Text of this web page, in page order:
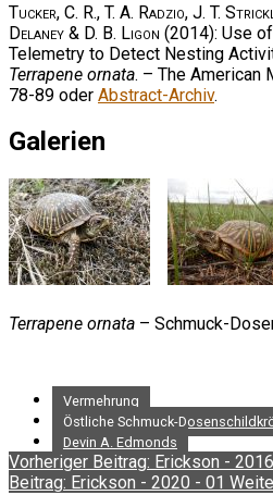
Tucker, C. R., T. A. Radzio, J. T.
Delaney & D. B. Ligon (2014): Use
Telemetry to Detect Nesting
Terrapene ornata. – The American
78-89 oder Abstract-Archiv.
Galerien
Terrapene ornata – Schmuck-
Vermehrung
Östliche Schmuck-
Devin A. Edmonds
Vorheriger Beitrag: Erickson -
Beitrag: Erickson - 2020 - 01